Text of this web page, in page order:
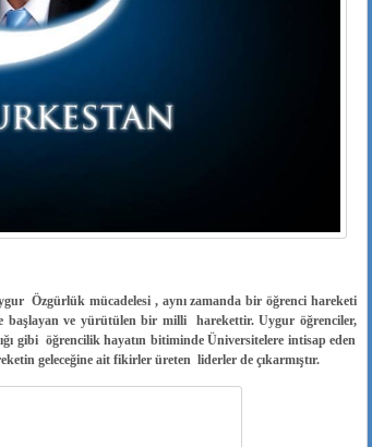
Özgürlük mücadelesi , aynı zamanda bir öğrenci hareketi
başlayan ve yürütülen bir milli harekettir. Uygur öğrenciler,
gibi öğrencilik hayatın bitiminde Üniversitelere intisap eden
geleceğine ait fikirler üreten liderler de çıkarmıştır.